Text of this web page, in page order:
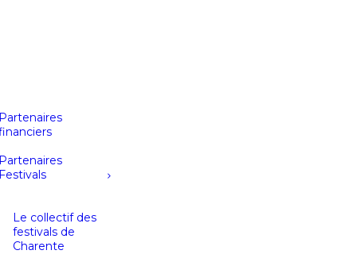
Partenaires
Partenaires
Festivals
Le collectif des
festivals de
Charente